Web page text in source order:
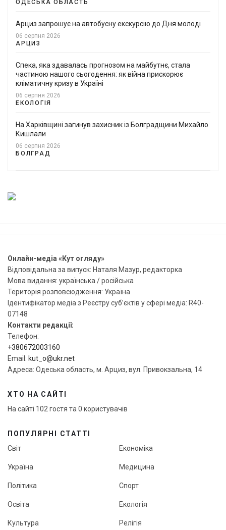
ОДЕСЬКА ОБЛАСТЬ
Арциз запрошує на автобусну екскурсію до Дня молоді
06 серпня 2026
АРЦИЗ
Спека, яка здавалась прогнозом на майбутнє, стала
частиною нашого сьогодення: як війна прискорює
кліматичну кризу в Україні
06 серпня 2026
ЕКОЛОГІЯ
На Харківщині загинув захисник із Болградщини Михайло
Кишлали
06 серпня 2026
БОЛГРАД
Онлайн-медіа «Кут огляду»
Відповідальна за випуск: Наталя Мазур, редакторка
Мова видання: українська / російська
Територія розповсюдження: Україна
Ідентифікатор медіа з Реєстру суб’єктів у сфері медіа: R40-
07148
Контакти редакції:
Телефон:
+380672003160
Email: kut_o@ukr.net
Адреса: Одеська область, м. Арциз, вул. Привокзальна, 14
ХТО НА САЙТІ
На сайті 102 гостя та 0 користувачів
ПОПУЛЯРНІ СТАТТІ
Світ
Україна
Політика
Освіта
Культура
Економіка
Медицина
Спорт
Екологія
Релігія